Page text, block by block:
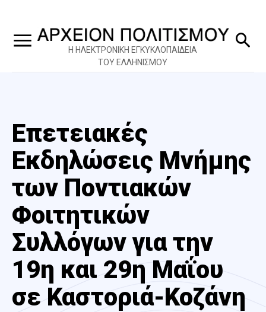
Η ΗΛΕΚΤΡΟΝΙΚΗ ΕΓΚΥΚΛΟΠΑΙΔΕΙΑ
ΤΟΥ ΕΛΛΗΝΙΣΜΟΥ
Επετειακές
Εκδηλώσεις Μνήμης
των Ποντιακών
Φοιτητικών
Συλλόγων για την
19η και 29η Μαΐου
σε Καστοριά-Κοζάνη